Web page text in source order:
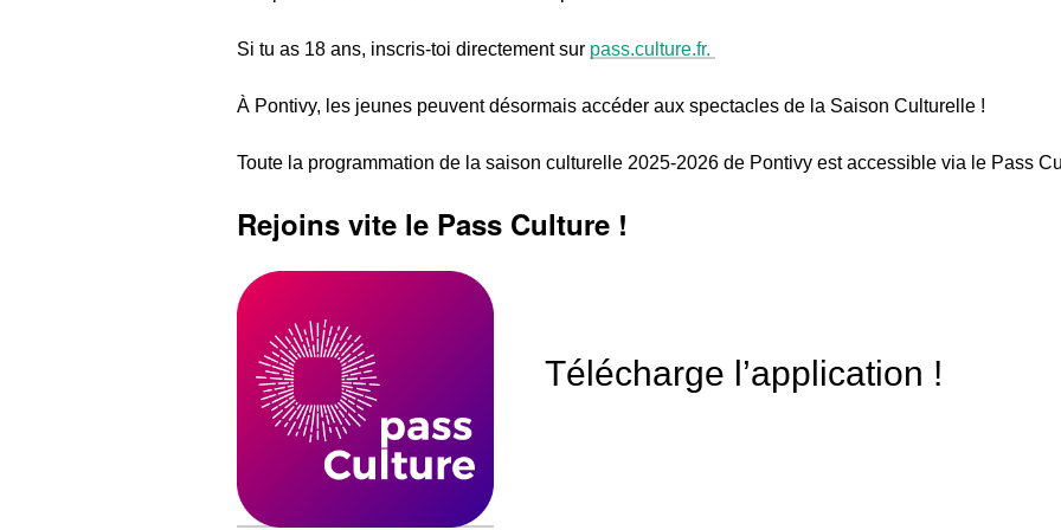
Si tu as 18 ans, inscris-toi directement sur pass.culture.fr.
À Pontivy, les jeunes peuvent désormais accéder aux spectacles de la Saison Culturelle !
Toute la programmation de la saison culturelle 2025-2026 de Pontivy est accessible via le Pass
Rejoins vite le Pass Culture !
Télécharge l’application !